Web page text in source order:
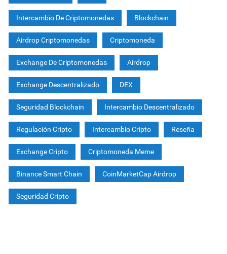
Intercambio De Criptomonedas Blockchain
Airdrop Criptomonedas Criptomoneda
Exchange De Criptomonedas Airdrop
Exchange Descentralizado DEX
Seguridad Blockchain Intercambio Descentralizado
Regulación Cripto Intercambio Cripto Reseña
Exchange Cripto Criptomoneda Meme
Binance Smart Chain CoinMarketCap Airdrop
Seguridad Cripto